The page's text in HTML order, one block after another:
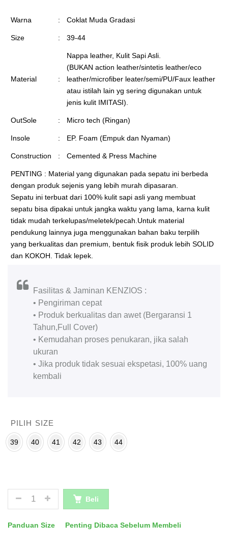
Warna : Coklat Muda Gradasi
Size : 39-44
Material :
Nappa leather, Kulit Sapi Asli.
(BUKAN action leather/sintetis leather/eco
leather/microfiber leater/semi/PU/Faux leather
atau istilah lain yg sering digunakan untuk
jenis kulit IMITASI).
OutSole : Micro tech (Ringan)
Insole : EP. Foam (Empuk dan Nyaman)
Construction : Cemented & Press Machine
PENTING : Material yang digunakan pada sepatu ini berbeda
dengan produk sejenis yang lebih murah dipasaran.
Sepatu ini terbuat dari 100% kulit sapi asli yang membuat
sepatu bisa dipakai untuk jangka waktu yang lama, karna kulit
tidak mudah terkelupas/meletek/pecah.Untuk material
pendukung lainnya juga menggunakan bahan baku terpilih
yang berkualitas dan premium, bentuk fisik produk lebih SOLID
dan KOKOH. Tidak lepek.
Fasilitas & Jaminan KENZIOS :
• Pengiriman cepat
• Produk berkualitas dan awet (Bergaransi 1
Tahun,Full Cover)
• Kemudahan proses penukaran, jika salah
ukuran
• Jika produk tidak sesuai ekspetasi, 100% uang
kembali
PILIH SIZE
39 40 41 42 43 44
JUMLAH Beli
Panduan Size Penting Dibaca Sebelum Membeli